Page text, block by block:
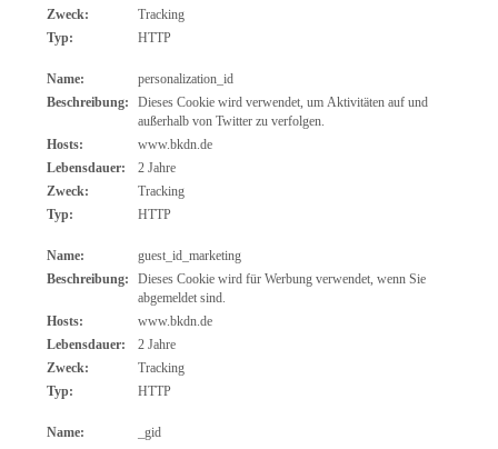
Zweck:
Tracking
Typ:
HTTP
Name:
personalization_id
Beschreibung:
Dieses Cookie wird verwendet, um Aktivitäten auf und
außerhalb von Twitter zu verfolgen.
Hosts:
www.bkdn.de
Lebensdauer:
2 Jahre
Zweck:
Tracking
Typ:
HTTP
Name:
guest_id_marketing
Beschreibung:
Dieses Cookie wird für Werbung verwendet, wenn Sie
abgemeldet sind.
Hosts:
www.bkdn.de
Lebensdauer:
2 Jahre
Zweck:
Tracking
Typ:
HTTP
Name:
_gid